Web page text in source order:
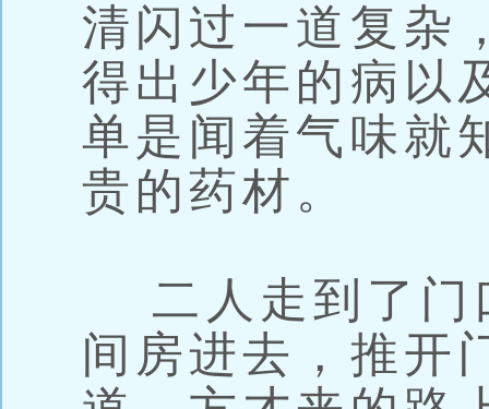
清闪过一道复杂
得出少年的病以
单是闻着气味就
贵的药材。
二人走到了门
间房进去，推开